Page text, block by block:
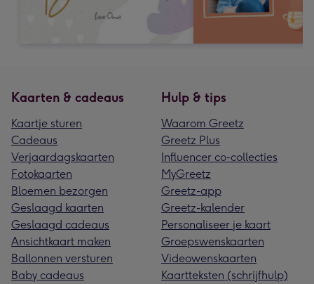
Kaarten & cadeaus
Kaartje sturen
Cadeaus
Verjaardagskaarten
Fotokaarten
Bloemen bezorgen
Geslaagd kaarten
Geslaagd cadeaus
Ansichtkaart maken
Ballonnen versturen
Baby cadeaus
Hulp & tips
Waarom Greetz
Greetz Plus
Influencer co-collecties
MyGreetz
Greetz-app
Greetz-kalender
Personaliseer je kaart
Groepswenskaarten
Videowenskaarten
Kaartteksten (schrijfhulp)